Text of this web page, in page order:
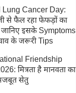
Lung Cancer Day:
से फैल रहा फेफड़ों का
इसके Symptoms
के जरूरी Tips
Friendship
मित्रता है मानवता का
सेतु